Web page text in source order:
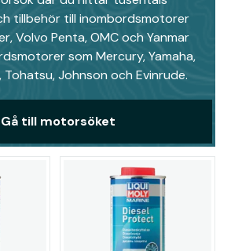
tillbehör till inombordsmotorer
Volvo Penta, OMC och Yanmar
som Mercury, Yamaha,
Tohatsu, Johnson och Evinrude.
Gå till motorsöket